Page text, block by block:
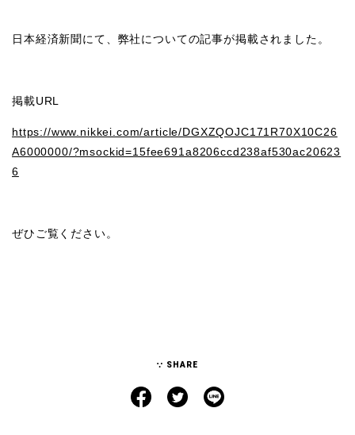
日本経済新聞にて、弊社についての記事が掲載されました。
掲載URL
https://www.nikkei.com/article/DGXZQOJC171R70X10C26
A6000000/?msockid=15fee691a8206ccd238af530ac20623
6
ぜひご覧ください。
SHARE